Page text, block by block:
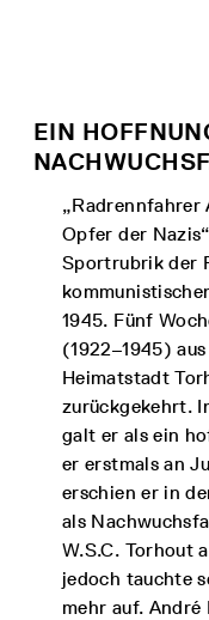
EIN
„Radrennfahrer
Opfer der
Sportrubrik der
1945. Fünf
(1922–1945)
Heimatstadt
zurückgekehrt.
galt er als ein
er erstmals an
erschien er in
als
W.S.C. Torhout
jedoch tauchte
mehr auf. André